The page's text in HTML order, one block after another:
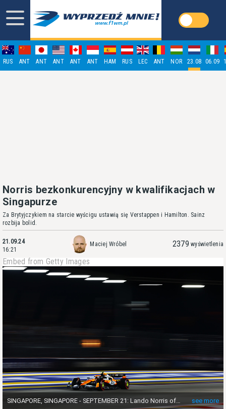
RUS ANT ANT ANT ANT ANT HAM RUS LEC ANT NOR 23.08 06.09
Norris bezkonkurencyjny w kwalifikacjach w
Singapurze
Za Brytyjczykiem na starcie wyścigu ustawią się Verstappen i Hamilton. Sainz
rozbija bolid.
21.09.24
16:21
Maciej Wróbel 2379 wyświetlenia
Embed from Getty Images